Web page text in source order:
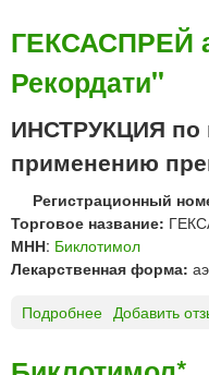
ГЕКСАСПРЕЙ
Рекордати"
ИНСТРУКЦИЯ по
применению
Регистрационный
Торговое название:
МНН: Биклотимол
Лекарственная форма:
Подробнее Добавить